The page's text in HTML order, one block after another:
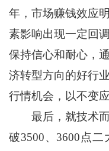
年，市场赚钱效应
素影响出现一定回
保持信心和耐心，
济转型方向的好行
行情机会，以不变应
最后，就技术而
破3500、3600点